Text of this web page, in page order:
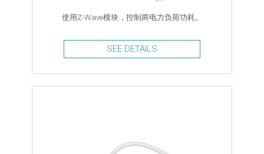
使用Z-Wave模块，控制两电力负荷功耗。
SEE DETAILS